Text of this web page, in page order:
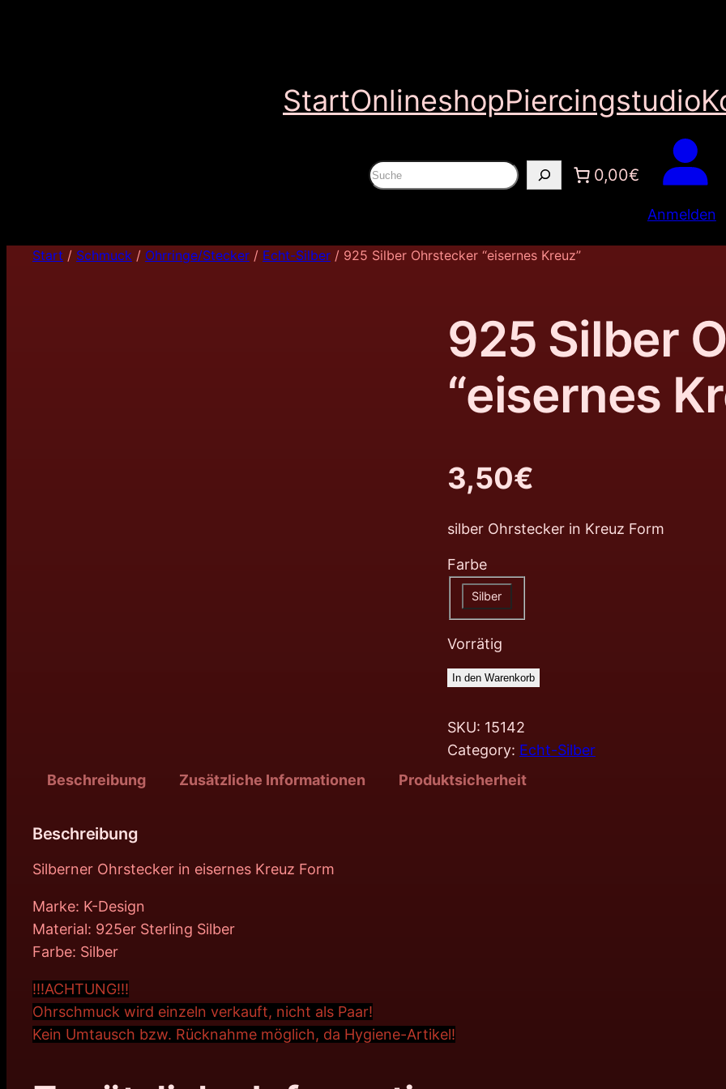
StartOnlineshopPiercingstudio
S
u
e
0,00€
Anmelden
Start / Schmuck / Ohrringe/Stecker / Echt-Silber / 925 Silber Ohrstecker “eisernes Kreuz”
925 Silber
“eisernes
3,50€
silber Ohrstecker in Kreuz Form
Farbe
Silber
Vorrätig
In den Warenkorb
SKU: 15142
Category: Echt-Silber
Beschreibung
Zusätzliche Informationen Produktsicherheit
Beschreibung
Silberner Ohrstecker in eisernes Kreuz Form
Marke: K-Design
Material: 925er Sterling Silber
Farbe: Silber
!!!ACHTUNG!!!
Ohrschmuck wird einzeln verkauft, nicht als Paar!
Kein Umtausch bzw. Rücknahme möglich, da Hygiene-Artikel!